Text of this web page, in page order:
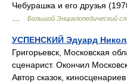
Чебурашка и его друзья
Большой Энциклопедический
УСПЕНСКИЙ Эдуард
Григорьевск, Московская
сценарист. Окончил
Автор сказок,